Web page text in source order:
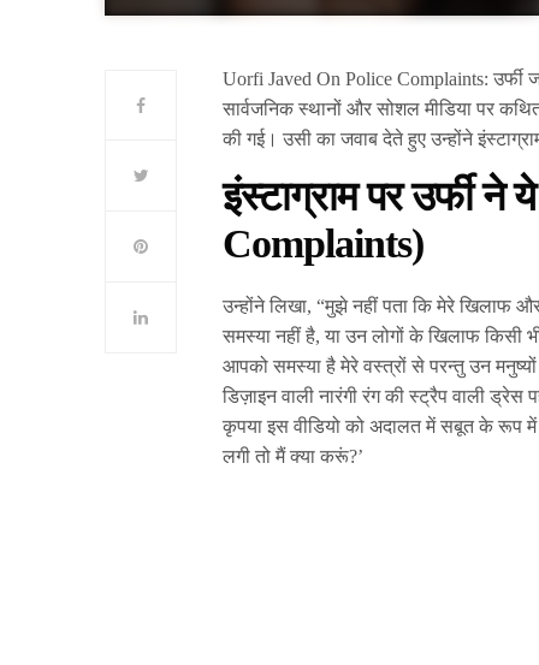
Uorfi Javed On Police Complaints: उर्फी
सार्वजनिक स्थानों और सोशल मीडिया पर
की गई। उसी का जवाब देते हुए उन्होंने
इंस्टाग्राम पर उर्फी
Complaints)
उन्होंने लिखा, “मुझे नहीं पता कि मेरे खिलाफ
समस्या नहीं है, या उन लोगों के खिलाफ किसी
आपको समस्या है मेरे वस्त्रों से परन्तु उन
डिज़ाइन वाली नारंगी रंग की स्ट्रैप वाली
कृपया इस वीडियो को अदालत में सबूत के रूप में
लगी तो मैं क्या करूं?’